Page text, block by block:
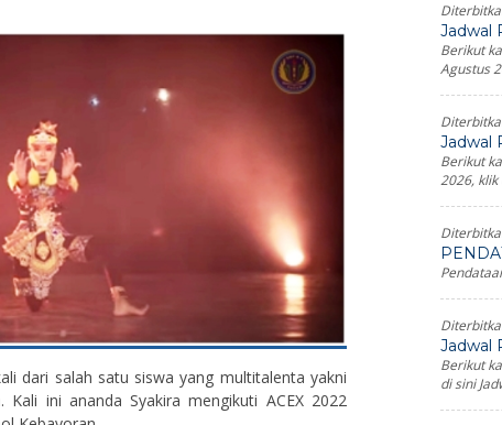
dari salah satu siswa yang multitalenta yakni
Kali ini ananda Syakira mengikuti ACEX 2022
Jadwal
Berikut
Agustus
Jadwal
Berikut
2026, klik
Jadwal
Berikut
di sini